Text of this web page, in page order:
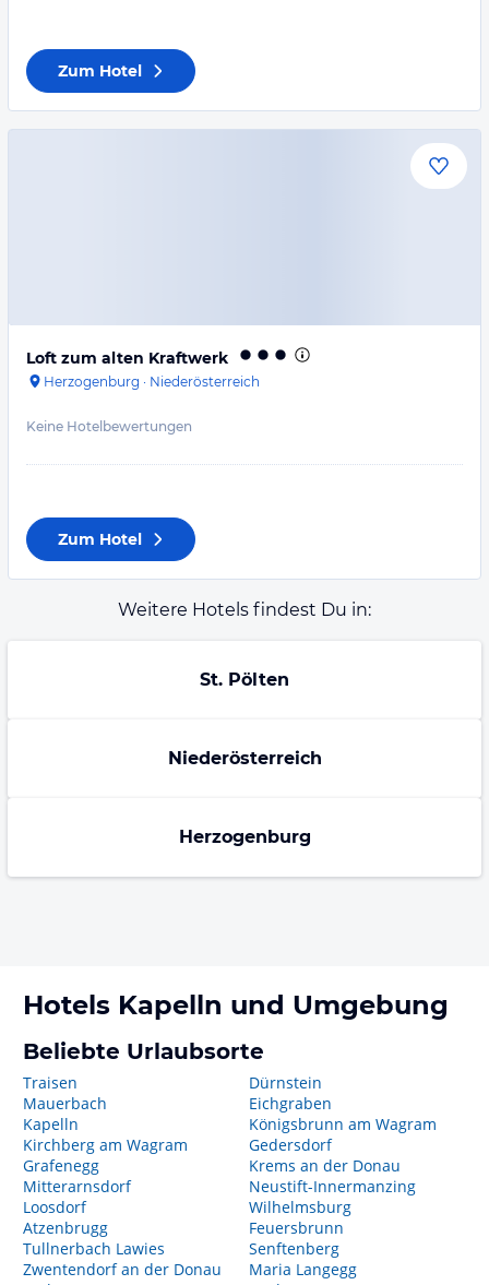
Zum Hotel
Loft zum alten Kraftwerk
Herzogenburg · Niederösterreich
Keine Hotelbewertungen
Zum Hotel
Weitere Hotels findest Du in:
St. Pölten
Niederösterreich
Herzogenburg
Hotels Kapelln und Umgebung
Beliebte Urlaubsorte
Traisen
Mauerbach
Kapelln
Kirchberg am Wagram
Grafenegg
Mitterarnsdorf
Loosdorf
Atzenbrugg
Tullnerbach Lawies
Zwentendorf an der Donau
Dürnstein
Eichgraben
Königsbrunn am Wagram
Gedersdorf
Krems an der Donau
Neustift-Innermanzing
Wilhelmsburg
Feuersbrunn
Senftenberg
Maria Langegg